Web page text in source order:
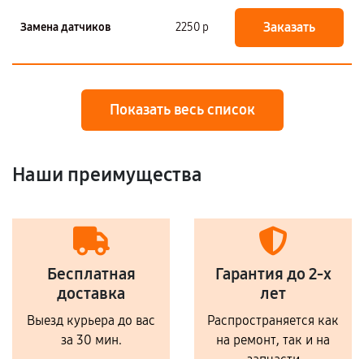
Замена датчиков 2250 р Заказать
Показать весь список
Наши преимущества
Бесплатная
доставка
Выезд курьера до вас
за 30 мин.
Гарантия до 2-х
лет
Распространяется как
на ремонт, так и на